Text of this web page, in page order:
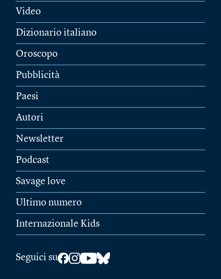
Video
Dizionario italiano
Oroscopo
Pubblicità
Paesi
Autori
Newsletter
Podcast
Savage love
Ultimo numero
Internazionale Kids
Seguici su